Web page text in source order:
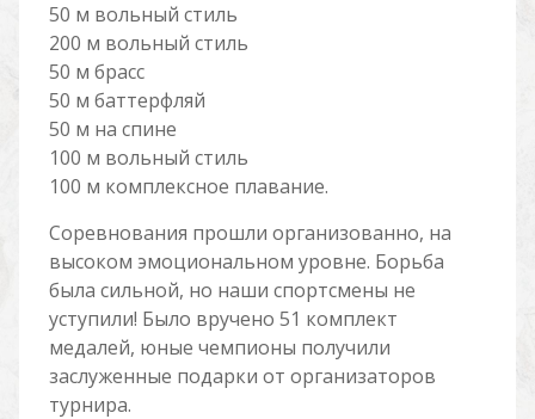
50 м вольный стиль
200 м вольный стиль
50 м брасс
50 м баттерфляй
50 м на спине
100 м вольный стиль
100 м комплексное плавание.
Соревнования прошли организованно, на
высоком эмоциональном уровне. Борьба
была сильной, но наши спортсмены не
уступили! Было вручено 51 комплект
медалей, юные чемпионы получили
заслуженные подарки от организаторов
турнира.